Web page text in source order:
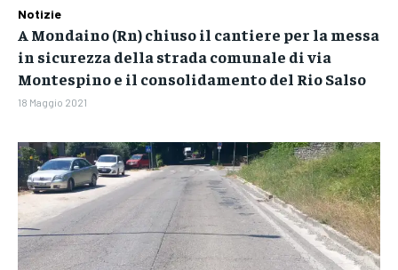
Notizie
A Mondaino (Rn) chiuso il cantiere per la messa
in sicurezza della strada comunale di via
Montespino e il consolidamento del Rio Salso
18 Maggio 2021